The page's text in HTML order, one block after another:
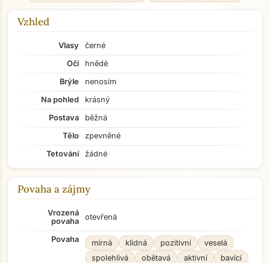
Vzhled
Vlasy
černé
Oči
hnědé
Brýle
nenosím
Na pohled
krásný
Postava
běžná
Tělo
zpevněné
Tetování
žádné
Povaha a zájmy
Vrozená
povaha
otevřená
Povaha mírná klidná pozitivní
veselá
spolehlivá
obětavá aktivní
bavící